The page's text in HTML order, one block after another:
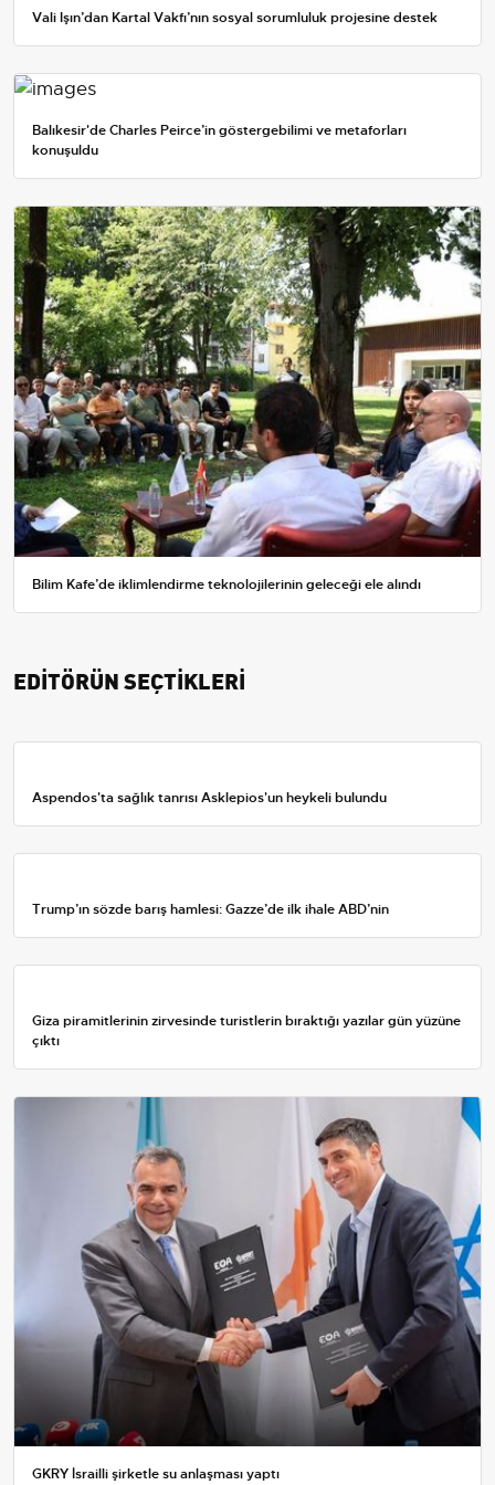
Vali Işın’dan Kartal Vakfı’nın sosyal sorumluluk projesine destek
Balıkesir'de Charles Peirce’in göstergebilimi ve metaforları
konuşuldu
Bilim Kafe’de iklimlendirme teknolojilerinin geleceği ele alındı
EDİTÖRÜN SEÇTİKLERİ
Aspendos'ta sağlık tanrısı Asklepios'un heykeli bulundu
Trump’ın sözde barış hamlesi: Gazze’de ilk ihale ABD’nin
Giza piramitlerinin zirvesinde turistlerin bıraktığı yazılar gün yüzüne
çıktı
GKRY İsrailli şirketle su anlaşması yaptı